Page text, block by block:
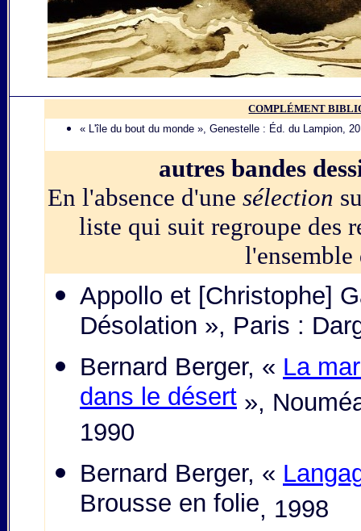
COMPLÉMENT
« L'île du bout du monde », Genestelle : Éd. du Lampion,
autres bandes
En l'absence d'une sélection
liste qui suit regroupe des
l'ensemble
Appollo et [Christophe]
Désolation », Paris :
Bernard Berger, « La
dans le désert »,
1990
Bernard Berger, «
Brousse en folie, 1998